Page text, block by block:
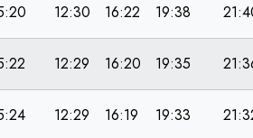
12:30 16:22 19:38
12:29 16:20 19:35
12:29 16:19 19:33